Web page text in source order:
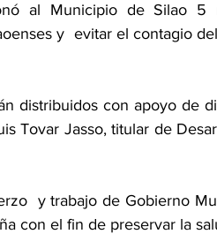
al Municipio de Silao 5
y  evitar el contagio
distribuidos con apoyo de
Tovar Jasso, titular de
y trabajo de Gobierno
con el fin de preservar la